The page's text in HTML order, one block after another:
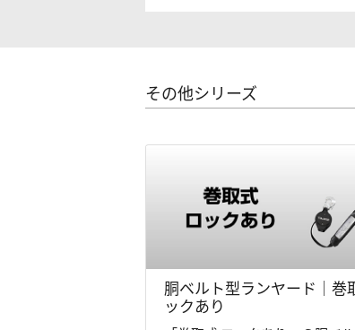
その他シリーズ
胴ベルト型ランヤード｜巻
ックあり